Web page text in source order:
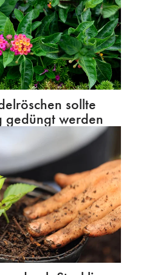
sollte
gedüngt werden